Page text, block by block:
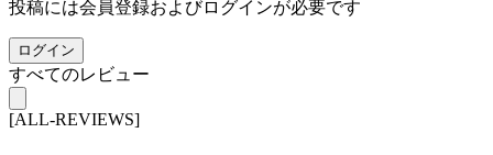
投稿には会員登録およびログインが必要です
ログイン
すべてのレビュー
[ALL-REVIEWS]